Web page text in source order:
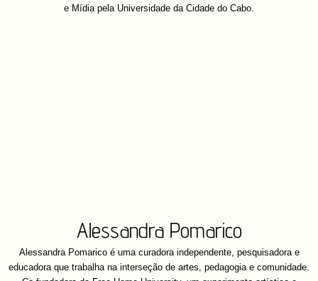
e Mídia pela Universidade da Cidade do Cabo.
Alessandra Pomarico
Alessandra Pomarico é uma curadora independente, pesquisadora e
educadora que trabalha na interseção de artes, pedagogia e comunidade.